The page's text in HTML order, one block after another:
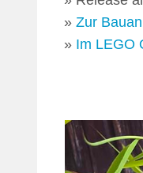
Zur
Im LEGO